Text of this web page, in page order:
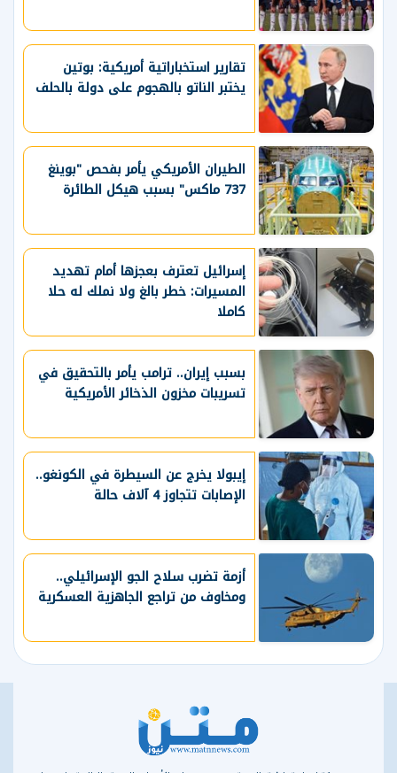
تقارير استخباراتية أمريكية: بوتين
يختبر الناتو بالهجوم على دولة بالحلف
الطيران الأمريكي يأمر بفحص "بوينغ
737 ماكس" بسبب هيكل الطائرة
إسرائيل تعترف بعجزها أمام تهديد
المسيرات: خطر بالغ ولا نملك له حلا
كاملا
بسبب إيران.. ترامب يأمر بالتحقيق في
تسريبات مخزون الذخائر الأمريكية
إيبولا يخرج عن السيطرة في الكونغو..
الإصابات تتجاوز 4 آلاف حالة
أزمة تضرب سلاح الجو الإسرائيلي..
ومخاوف من تراجع الجاهزية العسكرية